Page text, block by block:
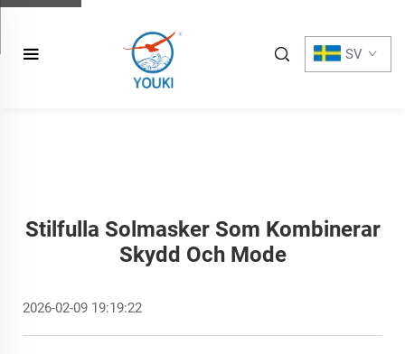
SV
Stilfulla Solmasker Som Kombinerar
Skydd Och Mode
2026-02-09 19:19:22